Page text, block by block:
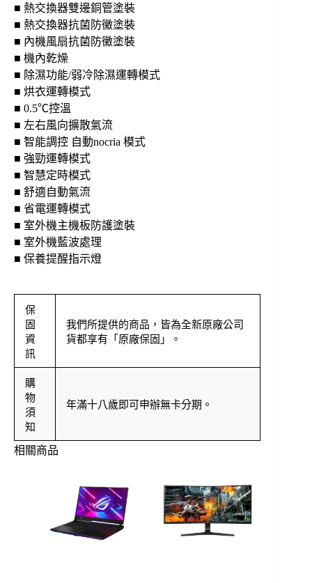
■ 熱交換器雙邊銅管塗裝
■ 熱交換器抗菌防黴塗裝
■ 內機風扇抗菌防黴塗裝
■ 機內乾燥
■ 除濕功能/弱冷除濕運轉模式
■ 烘衣運轉模式
■ 0.5℃控溫
■ 左右風向擴散氣流
■ 智能調控 自動nocria 模式
■ 強勁運轉模式
■ 智慧定時模式
■ 舒適自動氣流
■ 省電運轉模式
■ 室外機主機板防護塗裝
■ 室外機藍波處理
■ 保養提醒指示燈
保
固
資
訊
我們所提供的商品，皆為全新原廠公司
貨都享有「原廠保固」。
購
物
須
知
年滿十八歲即可申辦無卡分期。
相關商品